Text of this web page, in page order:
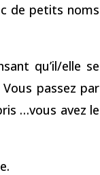
de petits noms
qu’il/elle se
passez par
…vous avez le